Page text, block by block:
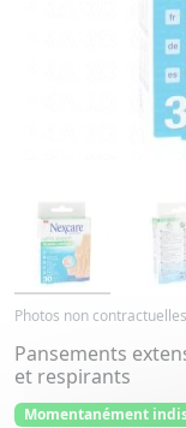
Photos non
Pansements
et respirants
Momentanément